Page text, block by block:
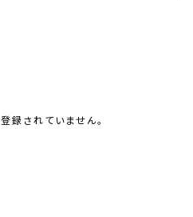
録されていません。